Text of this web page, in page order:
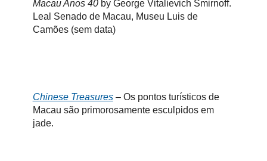
Macau Anos 40by George Vitalievich Smirnoff.
Leal Senado de Macau, Museu Luis de
Camões (sem data)
Chinese Treasures– Os pontos turísticos de
Macau são primorosamente esculpidos em
jade.